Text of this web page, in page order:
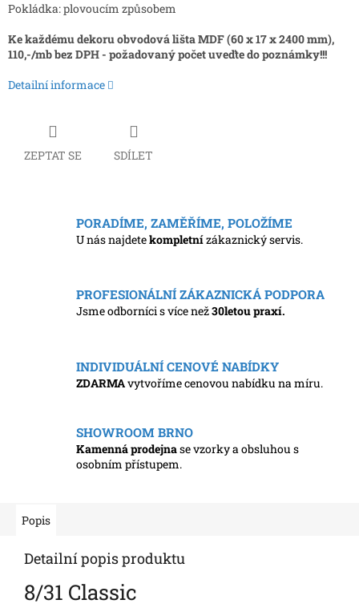
Pokládka: plovoucím způsobem
Ke každému dekoru obvodová lišta MDF (60 x 17 x 2400 mm),
110,-/mb bez DPH - požadovaný počet uveďte do poznámky!!!
Detailní informace
ZEPTAT SE SDÍLET
PORADÍME, ZAMĚŘÍME, POLOŽÍME
U nás najdetekompletnízákaznický servis.
PROFESIONÁLNÍ ZÁKAZNICKÁ PODPORA
Jsme odborníci s více než30letou praxí.
INDIVIDUÁLNÍ CENOVÉ NABÍDKY
ZDARMAvytvoříme cenovou nabídku na míru.
SHOWROOM BRNO
Kamenná prodejnase vzorky a obsluhou s
osobním přístupem.
Popis
Detailní popis produktu
8/31 Classic